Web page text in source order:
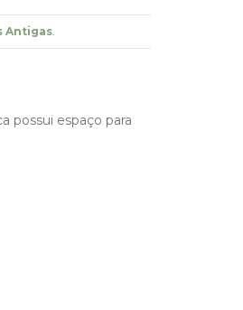
Antigas.
possui espaço para